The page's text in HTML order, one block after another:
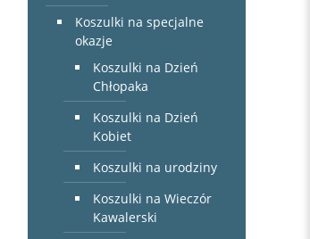
Koszulki na specjalne
okazje
Koszulki na Dzień
Chłopaka
Koszulki na Dzień
Kobiet
Koszulki na urodziny
Koszulki na Wieczór
Kawalerski